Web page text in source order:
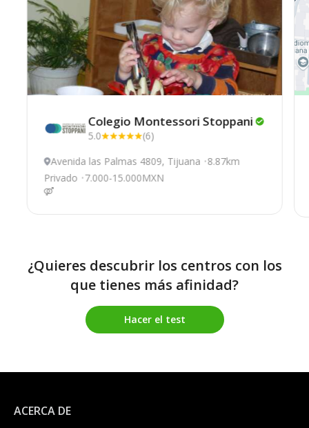
Colegio Montessori Stoppani
5.0
(6)
Avenida las Palmas 4809, Tijuana 8.87km
Privado 7.000-15.000MXN
¿Quieres descubrir los centros con los
que tienes más afinidad?
Hacer el test
ACERCA DE